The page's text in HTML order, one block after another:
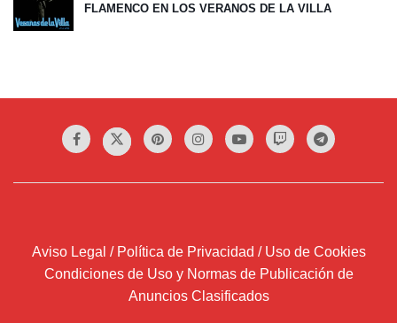
FLAMENCO EN LOS VERANOS DE LA VILLA
Aviso Legal / Política de Privacidad / Uso de Cookies
Condiciones de Uso y Normas de Publicación de
Anuncios Clasificados